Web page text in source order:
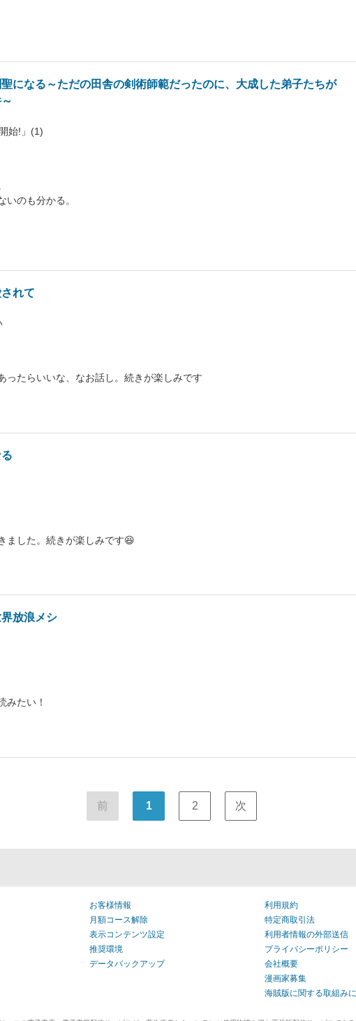
になる～ただの田舎の剣術師範だったのに、大成した弟子たちが
始!」(1)
いのも分かる。
れて
ったらいいな、なお話し。続きが楽しみです
ました。続きが楽しみです😆
放浪メシ
みたい！
前 1 2 次
お客様情報
月額コース解除
表示コンテンツ設定
推奨環境
データバックアップ
利用規約
特定商取引法
利用者情報の外部送信
プライバシーポリシー
会社概要
漫画家募集
海賊版に関する取組み